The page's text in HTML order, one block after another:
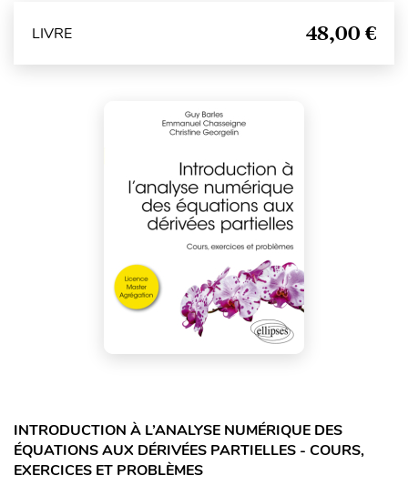
LIVRE 48,00 €
INTRODUCTION À L’ANALYSE NUMÉRIQUE DES
ÉQUATIONS AUX DÉRIVÉES PARTIELLES - COURS,
EXERCICES ET PROBLÈMES